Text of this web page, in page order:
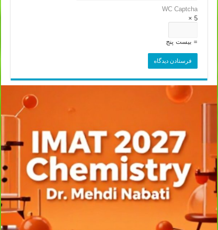
WC Captcha
5 ×
= بیست پنج